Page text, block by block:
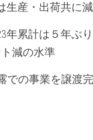
生産・出荷共に
累計は５年ぶ
減の水準
での事業を譲渡